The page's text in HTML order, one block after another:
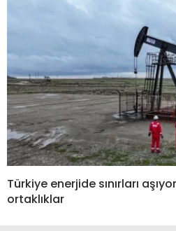
Türkiye enerjide sınırları
ortaklıklar